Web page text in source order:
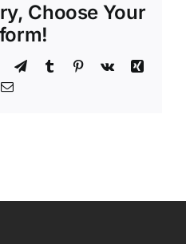
Choose Your
WhatsApp
TelegramTumblr Pinterest
Vk
Xing
Email